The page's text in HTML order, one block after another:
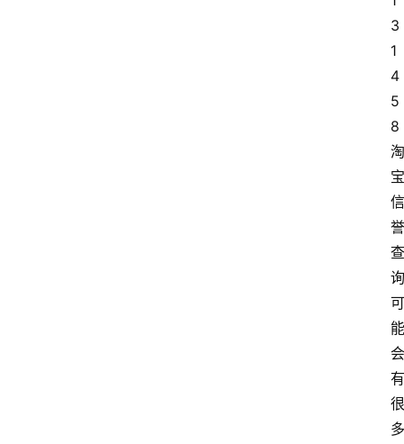
3
1
4
5
8
淘
宝
信
誉
查
询
可
能
会
有
很
多